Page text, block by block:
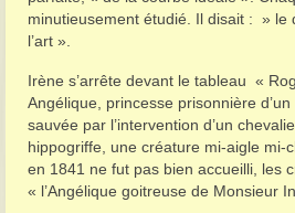
minutieusement étudié. Il disait : » le
l’art ».
Irène s’arrête devant le tableau «
Angélique, princesse prisonnière
sauvée par l’intervention d’un
hippogriffe, une créature mi-aigle mi-
en 1841 ne fut pas bien accueilli, les
« l’Angélique goitreuse de Monsieur